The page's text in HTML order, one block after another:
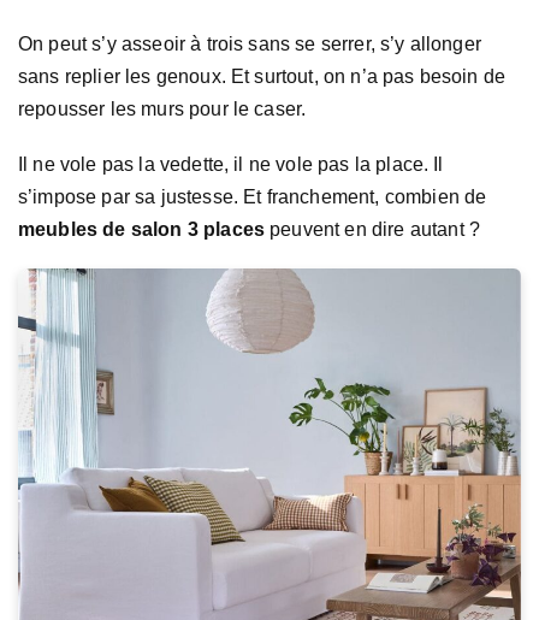
On peut s’y asseoir à trois sans se serrer, s’y allonger
sans replier les genoux. Et surtout, on n’a pas besoin de
repousser les murs pour le caser.
Il ne vole pas la vedette, il ne vole pas la place. Il
s’impose par sa justesse. Et franchement, combien de
meubles de salon 3 places peuvent en dire autant ?